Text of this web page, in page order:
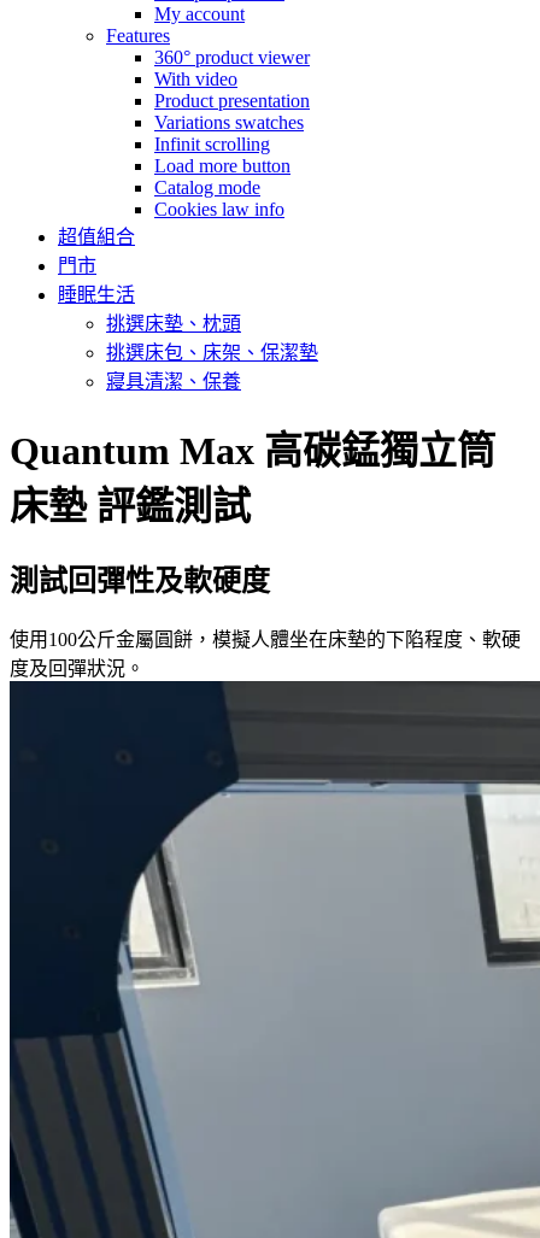
My account
Features
360° product viewer
With video
Product presentation
Variations swatches
Infinit scrolling
Load more button
Catalog mode
Cookies law info
超值組合
門市
睡眠生活
挑選床墊、枕頭
挑選床包、床架、保潔墊
寢具清潔、保養
Quantum Max 高碳錳獨立筒
床墊 評鑑測試
測試回彈性及軟硬度
使用100公斤金屬圓餅，模擬人體坐在床墊的下陷程度、軟硬
度及回彈狀況。